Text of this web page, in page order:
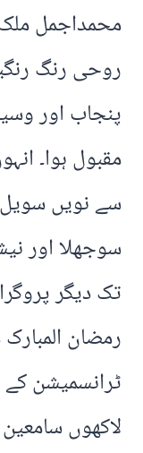
محمداجمل ملک
روحی رنگ
پنجاب اور
مقبول ہوا۔
سے نویں
سوجھلا اور
تک دیگر
رمضان
ٹرانسمیشن
لاکھوں